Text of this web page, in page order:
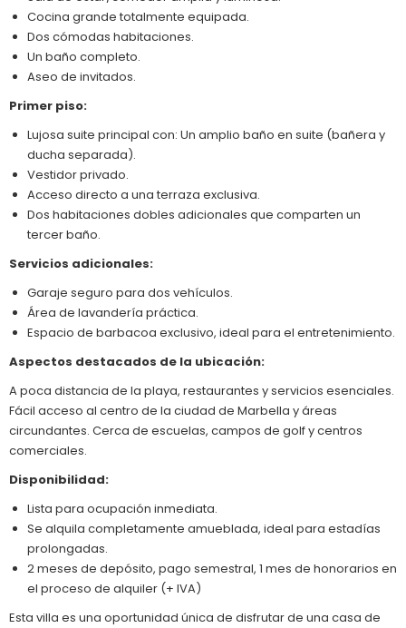
Cocina grande totalmente equipada.
Dos cómodas habitaciones.
Un baño completo.
Aseo de invitados.
Primer piso:
Lujosa suite principal con: Un amplio baño en suite (bañera y
ducha separada).
Vestidor privado.
Acceso directo a una terraza exclusiva.
Dos habitaciones dobles adicionales que comparten un
tercer baño.
Servicios adicionales:
Garaje seguro para dos vehículos.
Área de lavandería práctica.
Espacio de barbacoa exclusivo, ideal para el entretenimiento.
Aspectos destacados de la ubicación:
A poca distancia de la playa, restaurantes y servicios esenciales.
Fácil acceso al centro de la ciudad de Marbella y áreas
circundantes. Cerca de escuelas, campos de golf y centros
comerciales.
Disponibilidad:
Lista para ocupación inmediata.
Se alquila completamente amueblada, ideal para estadías
prolongadas.
2 meses de depósito, pago semestral, 1 mes de honorarios en
el proceso de alquiler (+ IVA)
Esta villa es una oportunidad única de disfrutar de una casa de